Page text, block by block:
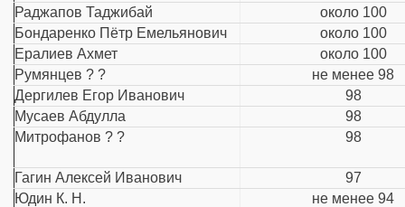
Раджапов Таджибай
около 100
Бондаренко Пётр Емельянович
около 100
Ералиев Ахмет
около 100
Румянцев ? ?
не менее 98
Дергилев Егор Иванович
98
Мусаев Абдулла
98
Митрофанов ? ?
98
Гагин Алексей Иванович
97
Юдин К. Н.
не менее 94